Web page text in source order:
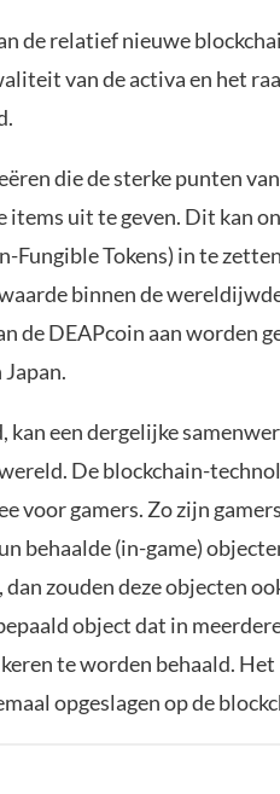
de relatief nieuwe
van de activa en het
die de sterke punten
uit te geven. Dit kan
Fungible Tokens) in te
binnen de
de DEAPcoin aan worden
een dergelijke
De blockchain-
voor gamers. Zo zijn gamers
behaalde (in-game)
zouden deze objecten
object dat in
te worden behaald. Het
opgeslagen op de